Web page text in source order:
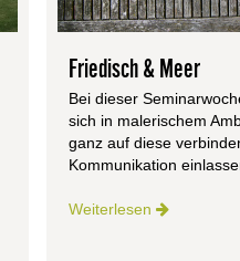
Friedisch & Meer
Bei dieser
sich in male­ri­schem
ganz auf diese
Kommunikation
Weiterlesen